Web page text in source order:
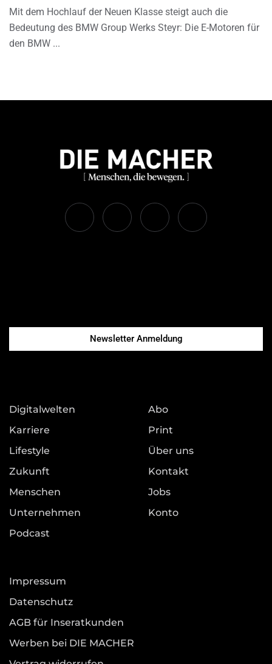
Mit dem Hochlauf der Neuen Klasse steigt auch die
Bedeutung des BMW Group Werks Steyr: Die E-Motoren für
den BMW
Newsletter Anmeldung
Digitalwelten
Karriere
Lifestyle
Zukunft
Menschen
Unternehmen
Podcast
Abo
Print
Über uns
Kontakt
Jobs
Konto
Impressum
Datenschutz
AGB für Inseratkunden
Werben bei DIE MACHER